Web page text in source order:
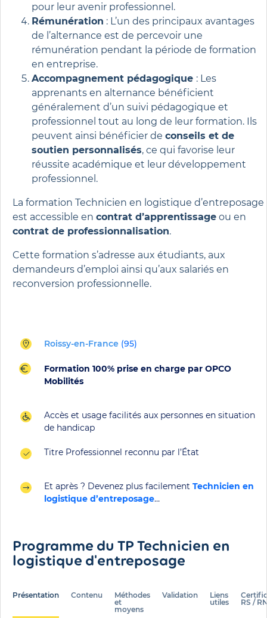
pour leur avenir professionnel.
Rémunération : L’un des principaux avantages
de l’alternance est de percevoir une
rémunération pendant la période de formation
en entreprise.
Accompagnement pédagogique : Les
apprenants en alternance bénéficient
généralement d’un suivi pédagogique et
professionnel tout au long de leur formation. Ils
peuvent ainsi bénéficier de conseils et de
soutien personnalisés, ce qui favorise leur
réussite académique et leur développement
professionnel.
La formation Technicien en logistique d’entreposage
est accessible en contrat d’apprentissage ou en
contrat de professionnalisation.
Cette formation s’adresse aux étudiants, aux
demandeurs d’emploi ainsi qu’aux salariés en
reconversion professionnelle.
Roissy-en-France (95)
Formation 100% prise en charge par OPCO
Mobilités
Accès et usage facilités aux personnes en situation
de handicap
Titre Professionnel reconnu par l’État
Et après ? Devenez plus facilement Technicien en
logistique d’entreposage…
Programme du TP Technicien en
logistique d'entreposage
Présentation Contenu
Méthodes
et
moyens
Validation
Liens
utiles
RS /